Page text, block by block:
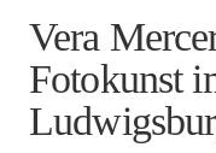
Vera
Fotokunst